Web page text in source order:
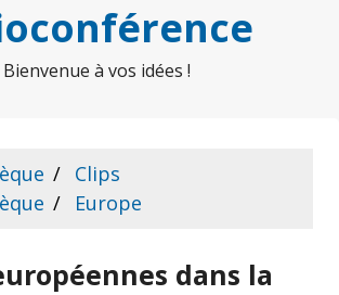
Bienvenue à vos idées !
Clips
Europe
dans la